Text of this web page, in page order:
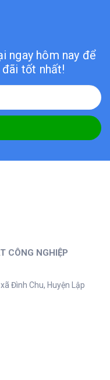
ngay hôm nay để
tốt nhất!
CÔNG NGHIỆP
Đình Chu, Huyện Lập